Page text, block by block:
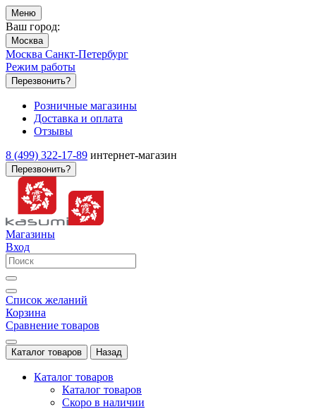
Меню
Ваш город:
Москва
Москва Санкт-Петербург
Режим работы
Перезвонить?
Розничные магазины
Доставка и оплата
Отзывы
8 (499) 322-17-89 интернет-магазин
Перезвонить?
Магазины
Вход
Список желаний
Корзина
Сравнение товаров
Каталог товаров Назад
Каталог товаров
Каталог товаров
Скоро в наличии